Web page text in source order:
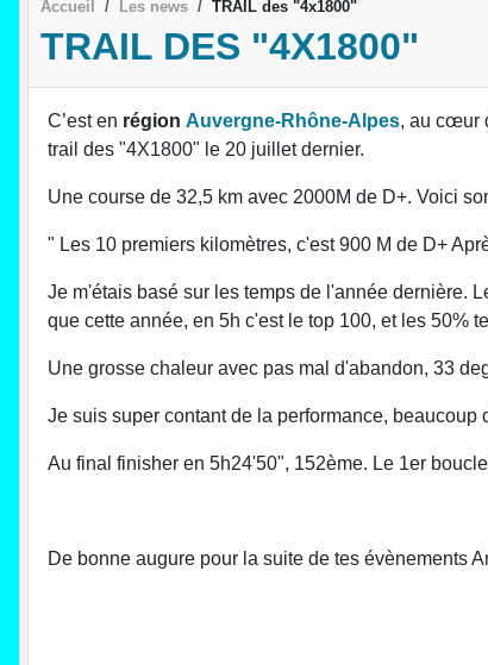
Accueil Les news TRAIL des "4x1800"
TRAIL DES "4X1800"
C’est en région Auvergne-Rhône-Alpes, au cœur
trail des "4X1800" le 20 juillet dernier.
Une course de 32,5 km avec 2000M de D+. Voici
" Les 10 premiers kilomètres, c'est 900 M de D+
Je m'étais basé sur les temps de l'année dernière.
que cette année, en 5h c'est le top 100, et les 50%
Une grosse chaleur avec pas mal d'abandon, 33
Je suis super contant de la performance,
Au final finisher en 5h24'50", 152ème. Le 1er
De bonne augure pour la suite de tes évènements